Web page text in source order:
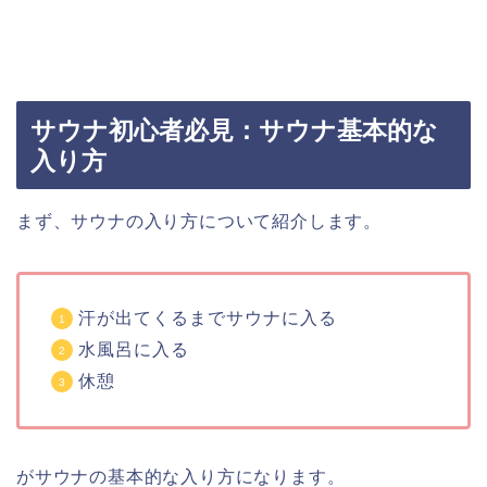
サウナ初心者必見：サウナ基本的な
入り方
まず、サウナの入り方について紹介します。
汗が出てくるまでサウナに入る
水風呂に入る
休憩
がサウナの基本的な入り方になります。